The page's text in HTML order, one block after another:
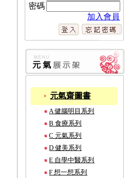
密碼
加入會員
元氣齋圖書
A 健腦明目系列
B 食療系列
C 元氣系列
D 健美系列
E 自學中醫系列
F 想一想系列